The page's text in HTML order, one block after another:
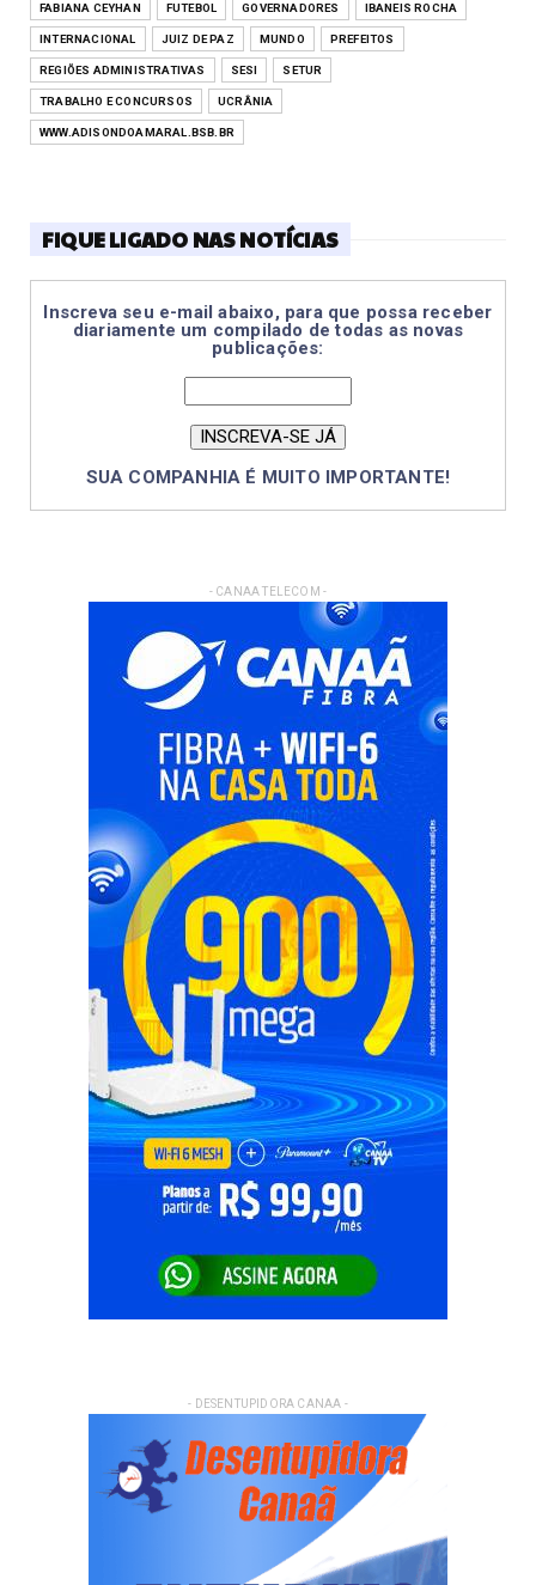
FABIANA CEYHAN FUTEBOL GOVERNADORES IBANEIS ROCHA
INTERNACIONAL JUIZ DE PAZ MUNDO PREFEITOS
REGIÕES ADMINISTRATIVAS SESI SETUR
TRABALHO E CONCURSOS UCRÂNIA
WWW.ADISONDOAMARAL.BSB.BR
FIQUE LIGADO NAS NOTÍCIAS
Inscreva seu e-mail abaixo, para que possa receber
diariamente um compilado de todas as novas
publicações:
SUA COMPANHIA É MUITO IMPORTANTE!
- CANAA TELECOM -
- DESENTUPIDORA CANAA -